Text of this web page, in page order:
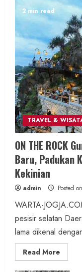
WARTA TERKINI
Jaga
Gunungkidul
Utama dan
admin
2 min read
Trending
Dugaan
Wonosari
admin
2 min read
TRAVEL &
ON THE ROCK
Baru, Padukan
Kekinian
admin Posted
WARTA-
pesisir selatan
lama dikenal
Read More
more